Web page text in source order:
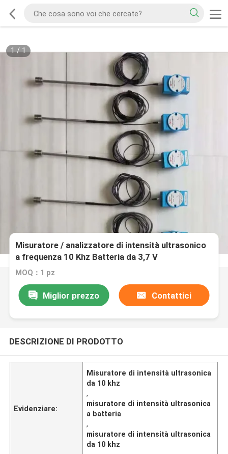
1/1
Misuratore / analizzatore di intensità ultrasonico
a frequenza 10 Khz Batteria da 3,7 V
MOQ：1 pz
Miglior prezzo Contattici
DESCRIZIONE DI PRODOTTO
Evidenziare:
Misuratore di intensità ultrasonica
da 10 khz
,
misuratore di intensità ultrasonica
a batteria
,
misuratore di intensità ultrasonica
da 10 khz